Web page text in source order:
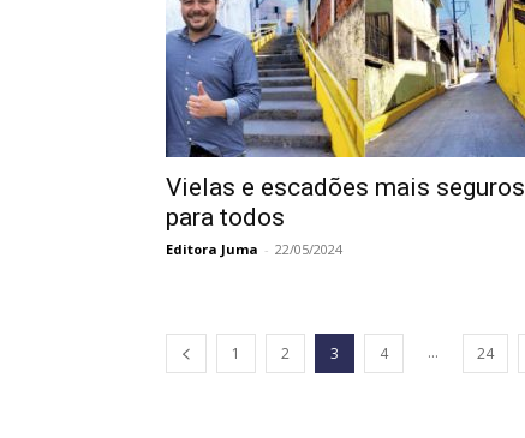
Vielas e escadões mais seguros
para todos
Editora Juma - 22/05/2024
1 2 3 4 ... 24